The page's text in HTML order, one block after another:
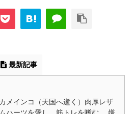
最新記事
メインコ（天国へ逝く）肉厚レザ
ハーツを愛し、筋トレを嗜む。 嫌